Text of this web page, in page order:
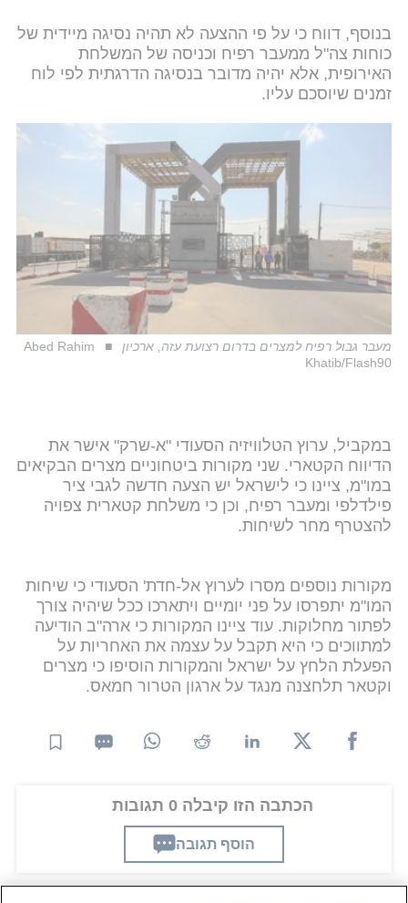
בנוסף, דווח כי על פי ההצעה לא תהיה נסיגה מיידית של
כוחות צה"ל ממעבר רפיח וכניסה של המשלחת
האירופית, אלא יהיה מדובר בנסיגה הדרגתית לפי לוח
זמנים שיוסכם עליו.
מעבר גבול רפיח למצרים בדרום רצועת עזה, ארכיון
Abed Rahim
Khatib/Flash90
במקביל, ערוץ הטלוויזיה הסעודי "א-שרק" אישר את
הדיווח הקטארי. שני מקורות ביטחוניים מצרים הבקיאים
במו"מ, ציינו כי לישראל יש הצעה חדשה לגבי ציר
פילדלפי ומעבר רפיח, וכן כי משלחת קטארית צפויה
להצטרף מחר לשיחות.
מקורות נוספים מסרו לערוץ אל-חדת' הסעודי כי שיחות
המו"מ יתפרסו על פני יומיים ויתארכו ככל שיהיה צורך
לפתור מחלוקות. עוד ציינו המקורות כי ארה"ב הודיעה
למתווכים כי היא תקבל על עצמה את האחריות על
הפעלת הלחץ על ישראל והמקורות הוסיפו כי מצרים
וקטאר תלחצנה מנגד על ארגון הטרור חמאס.
הכתבה הזו קיבלה 0 תגובות
הוסף תגובה